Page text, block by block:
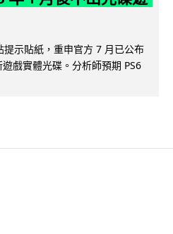
示貼紙，重申官方 7 月已公布
戲實體光碟。分析師預期 PS6